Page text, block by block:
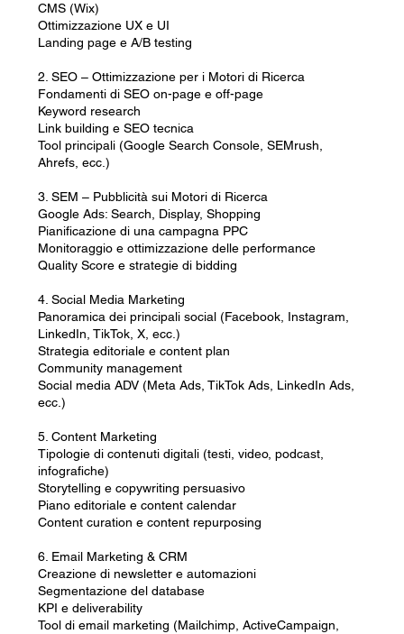
CMS (Wix)
Ottimizzazione UX e UI
Landing page e A/B testing
2. SEO – Ottimizzazione per i Motori di Ricerca
Fondamenti di SEO on-page e off-page
Keyword research
Link building e SEO tecnica
Tool principali (Google Search Console, SEMrush,
Ahrefs, ecc.)
3. SEM – Pubblicità sui Motori di Ricerca
Google Ads: Search, Display, Shopping
Pianificazione di una campagna PPC
Monitoraggio e ottimizzazione delle performance
Quality Score e strategie di bidding
4. Social Media Marketing
Panoramica dei principali social (Facebook, Instagram,
LinkedIn, TikTok, X, ecc.)
Strategia editoriale e content plan
Community management
Social media ADV (Meta Ads, TikTok Ads, LinkedIn Ads,
ecc.)
5. Content Marketing
Tipologie di contenuti digitali (testi, video, podcast,
infografiche)
Storytelling e copywriting persuasivo
Piano editoriale e content calendar
Content curation e content repurposing
6. Email Marketing & CRM
Creazione di newsletter e automazioni
Segmentazione del database
KPI e deliverability
Tool di email marketing (Mailchimp, ActiveCampaign,